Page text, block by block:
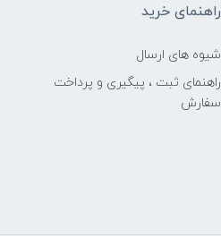
راهنمای خرید
شیوه های ارسال
راهنمای ثبت ، پیگیری و پرداخت
سفارش